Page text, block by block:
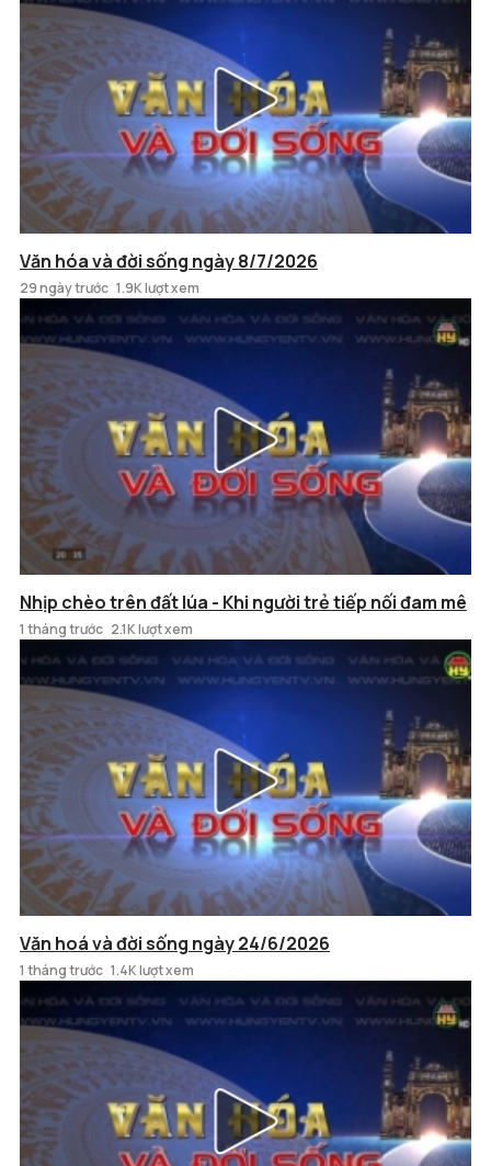
Văn hóa và đời sống ngày 8/7/2026
29 ngày trước 1.9K lượt xem
Nhịp chèo trên đất lúa - Khi người trẻ tiếp nối đam mê
1 tháng trước 2.1K lượt xem
Văn hoá và đời sống ngày 24/6/2026
1 tháng trước 1.4K lượt xem